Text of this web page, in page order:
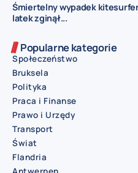
Śmiertelny wypadek
latek zginął...
Popularne kategorie
Społeczeństwo
Bruksela
Polityka
Praca i Finanse
Prawo i Urzędy
Transport
Świat
Flandria